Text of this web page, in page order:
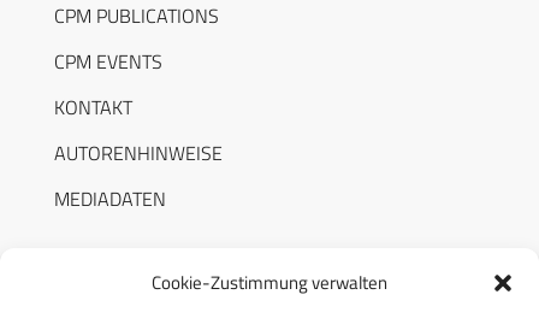
Cookie-Zustimmung verwalten
CPM PUBLICATIONS
CPM EVENTS
KONTAKT
AUTORENHINWEISE
MEDIADATEN